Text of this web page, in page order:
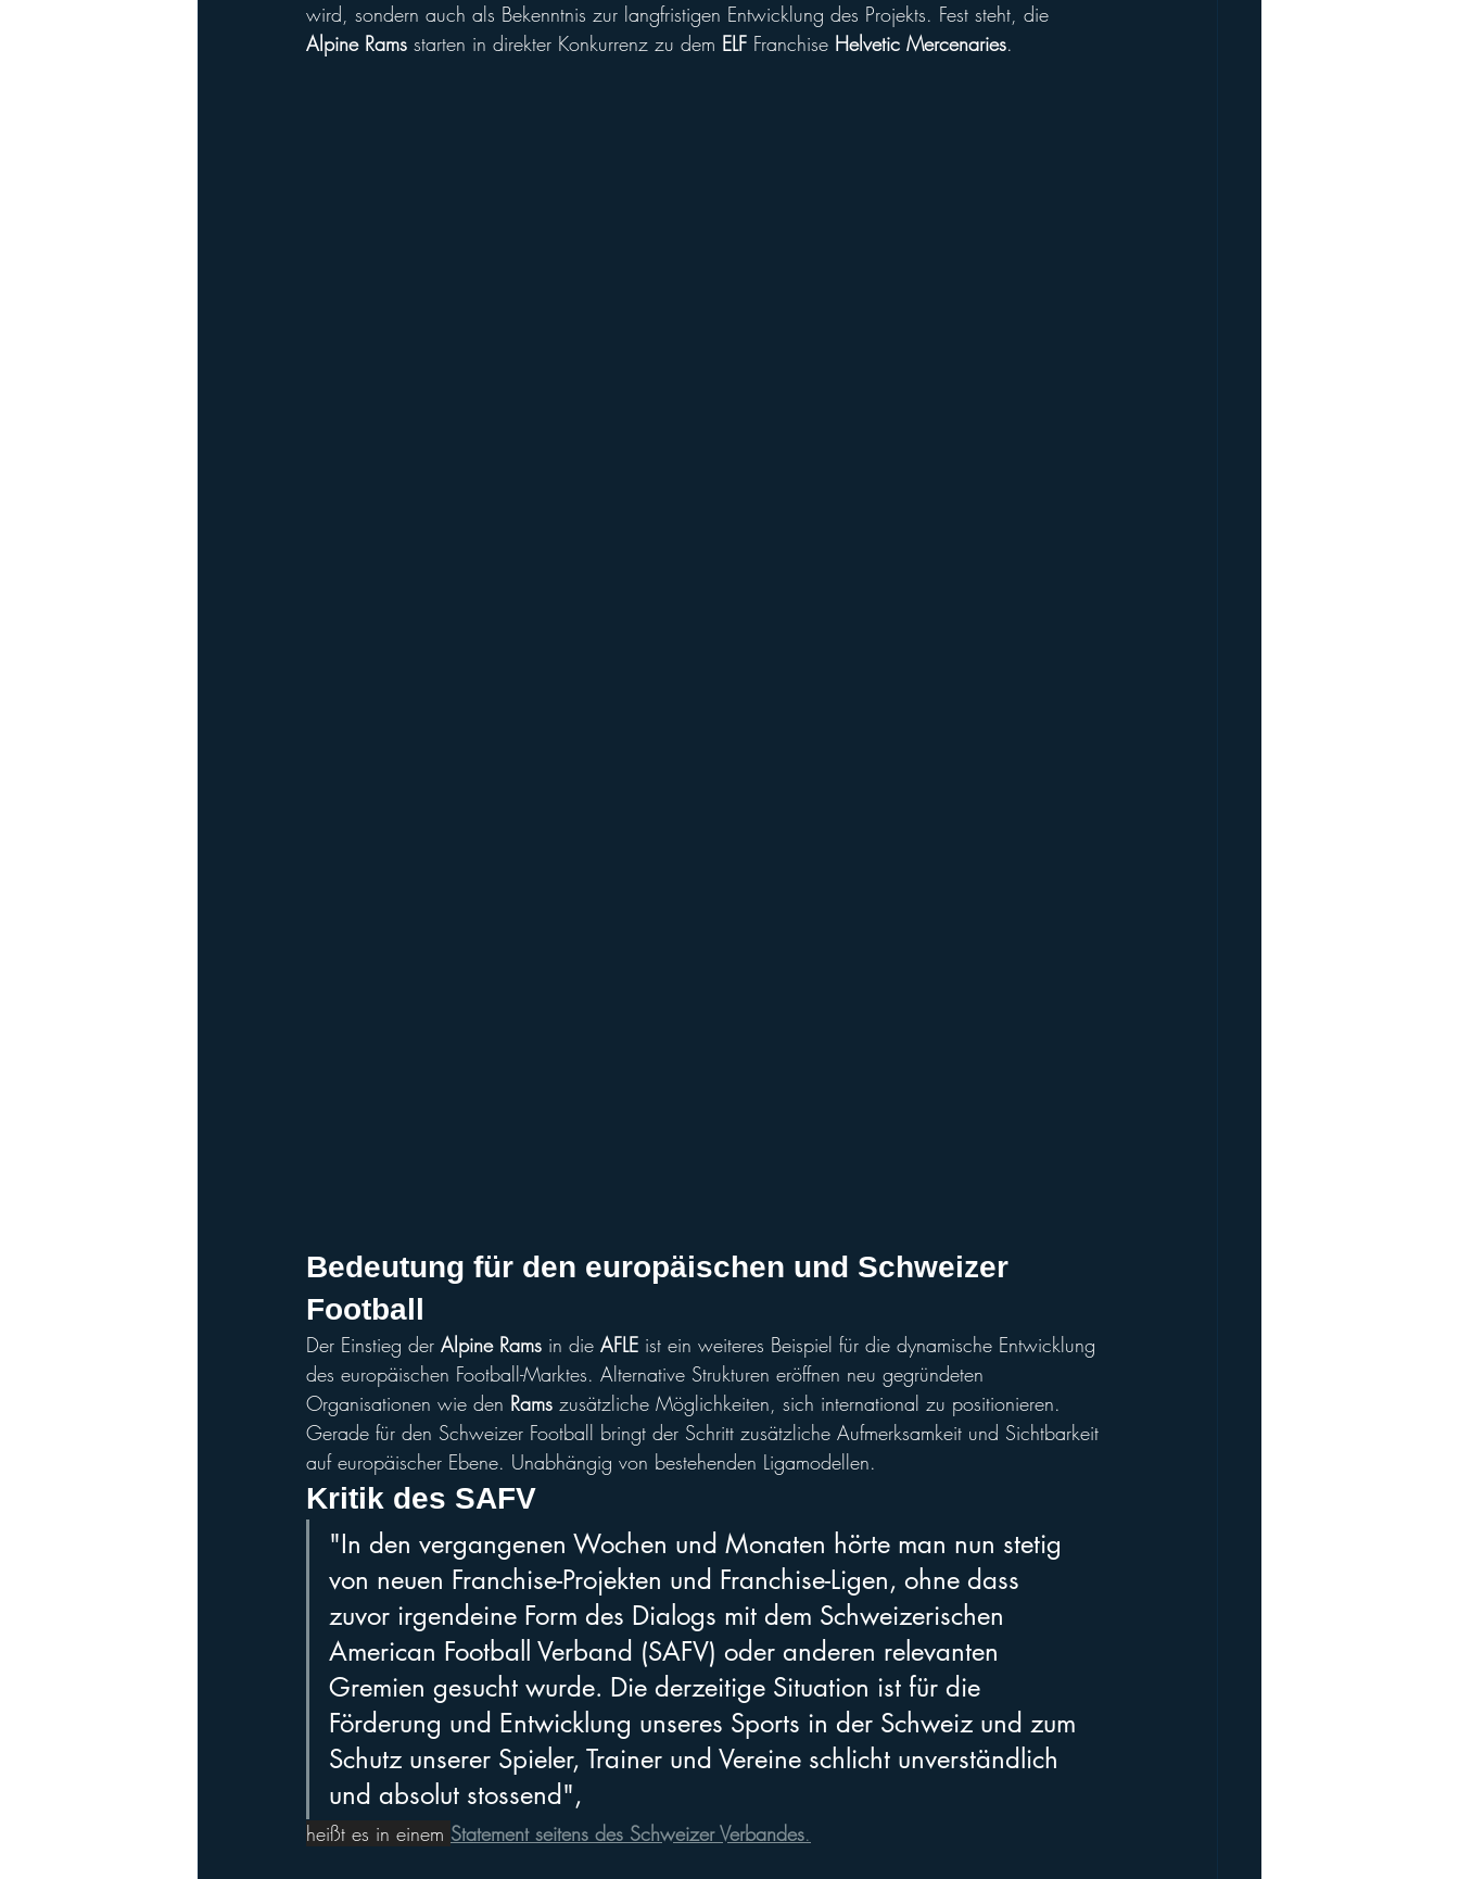
wird, sondern auch als Bekenntnis zur langfristigen Entwicklung des Projekts. Fest steht, die
Alpine Rams starten in direkter Konkurrenz zu dem ELF Franchise Helvetic Mercenaries.
Bedeutung für den europäischen und Schweizer
Football
Der Einstieg der Alpine Rams in die AFLE ist ein weiteres Beispiel für die dynamische Entwicklung
des europäischen Football-Marktes. Alternative Strukturen eröffnen neu gegründeten
Organisationen wie den Rams zusätzliche Möglichkeiten, sich international zu positionieren.
Gerade für den Schweizer Football bringt der Schritt zusätzliche Aufmerksamkeit und Sichtbarkeit
auf europäischer Ebene. Unabhängig von bestehenden Ligamodellen.
Kritik des SAFV
"In den vergangenen Wochen und Monaten hörte man nun stetig
von neuen Franchise-Projekten und Franchise-Ligen, ohne dass
zuvor irgendeine Form des Dialogs mit dem Schweizerischen
American Football Verband (SAFV) oder anderen relevanten
Gremien gesucht wurde. Die derzeitige Situation ist für die
Förderung und Entwicklung unseres Sports in der Schweiz und zum
Schutz unserer Spieler, Trainer und Vereine schlicht unverständlich
und absolut stossend",
heißt es in einem Statement seitens des Schweizer Verbandes.